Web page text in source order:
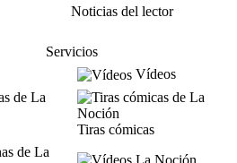
Noticias del lector
Servicios
Vídeos
Tiras cómicas